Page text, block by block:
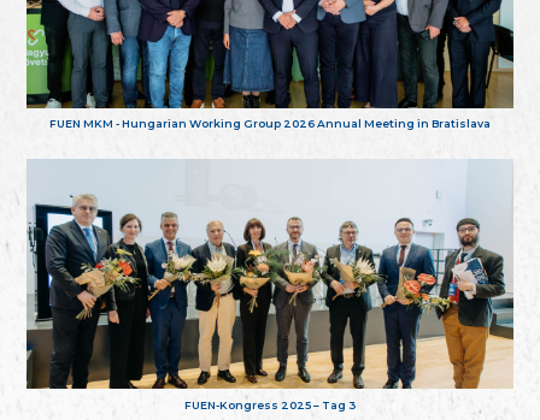
FUEN MKM - Hungarian Working Group 2026 Annual Meeting in Bratislava
FUEN-Kongress 2025 – Tag 3